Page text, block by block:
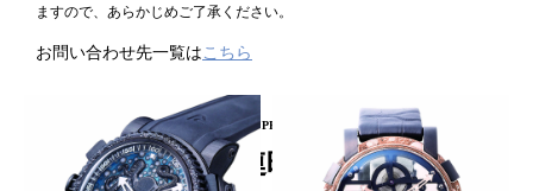
ますので、あらかじめご了承ください。
お問い合わせ先一覧はこちら
PICKUP PRODUCT
関連時計